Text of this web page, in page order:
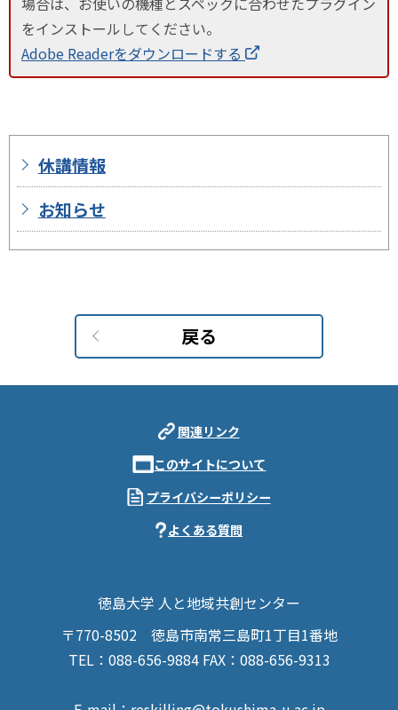
をインストールしてください。
Adobe Readerをダウンロードする
休講情報
お知らせ
戻る
関連リンク
このサイトについて
プライバシーポリシー
よくある質問
徳島大学 人と地域共創センター
〒770-8502 徳島市南常三島町1丁目1番地
TEL：088-656-9884 FAX：088-656-9313